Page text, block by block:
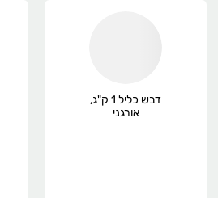
דבש כליל 1 ק"ג,
אורגני